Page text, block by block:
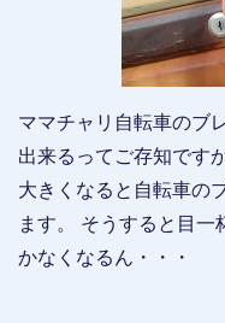
ママチャリ自転車のブ
出来るってご存知です
大きくなると自転車の
ます。 そうすると目
かなくなるん・・・